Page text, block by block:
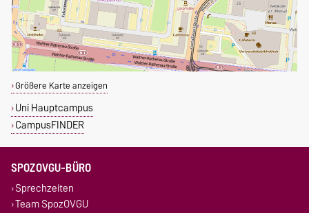
Größere Karte anzeigen
Uni Hauptcampus
CampusFINDER
SPOZOVGU-BÜRO
Sprechzeiten
Team SpozOVGU